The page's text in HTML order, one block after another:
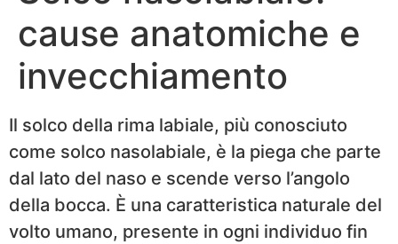
cause anatomiche e
invecchiamento
Il solco della rima labiale, più conosciuto
come solco nasolabiale, è la piega che parte
dal lato del naso e scende verso l’angolo
della bocca. È una caratteristica naturale del
volto umano, presente in ogni individuo fin